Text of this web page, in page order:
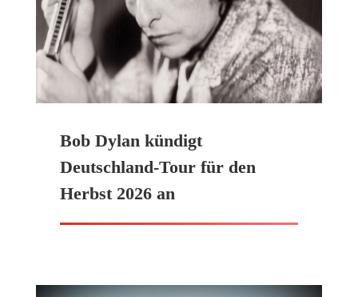
Bob Dylan kündigt
Deutschland-Tour für den
Herbst 2026 an